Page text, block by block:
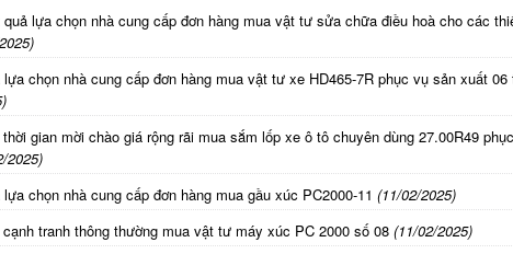
lựa chọn nhà cung cấp đơn hàng mua vật tư sửa chữa điều hoà cho các
chọn nhà cung cấp đơn hàng mua vật tư xe HD465-7R phục vụ sản xuất 06
gian mời chào giá rộng rãi mua sắm lốp xe ô tô chuyên dùng 27.00R49
2025)
chọn nhà cung cấp đơn hàng mua gầu xúc PC2000-11 (11/02/2025)
tranh thông thường mua vật tư máy xúc PC 2000 số 08 (11/02/2025)